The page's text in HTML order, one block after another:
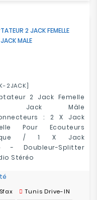
2 JACK FEMELLE
MALE
2JACK]
2 Jack Femelle
Jack Mâle
: 2 X Jack
Pour Ecouteurs
/ 1 X Jack
- Doubleur-Splitter
Stéréo
Sfax Tunis Drive-IN